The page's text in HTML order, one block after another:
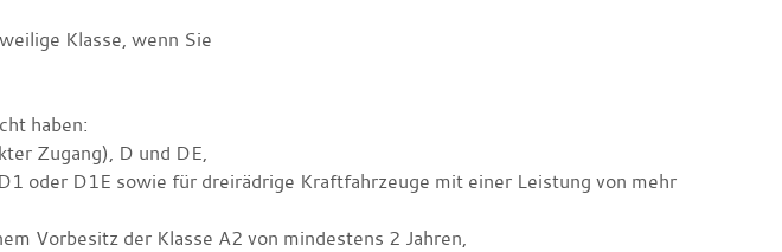
Klasse, wenn Sie
haben:
Zugang), D und DE,
oder D1E sowie für dreirädrige Kraftfahrzeuge mit einer Leistung von mehr
Vorbesitz der Klasse A2 von mindestens 2 Jahren,